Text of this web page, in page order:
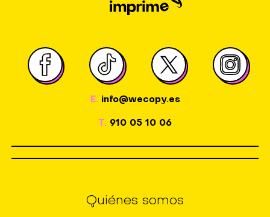
E. info@wecopy.es
T. 910 05 10 06
Quiénes somos